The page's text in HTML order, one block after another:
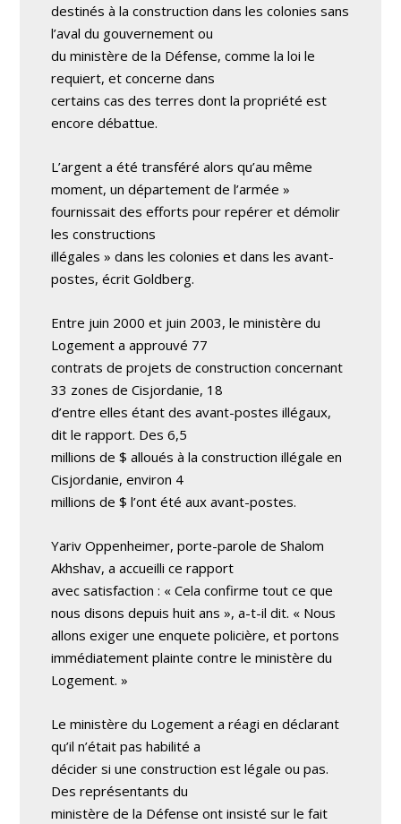
destinés à la construction dans les colonies sans
l’aval du gouvernement ou
du ministère de la Défense, comme la loi le
requiert, et concerne dans
certains cas des terres dont la propriété est
encore débattue.
L’argent a été transféré alors qu’au même
moment, un département de l’armée »
fournissait des efforts pour repérer et démolir
les constructions
illégales » dans les colonies et dans les avant-
postes, écrit Goldberg.
Entre juin 2000 et juin 2003, le ministère du
Logement a approuvé 77
contrats de projets de construction concernant
33 zones de Cisjordanie, 18
d’entre elles étant des avant-postes illégaux,
dit le rapport. Des 6,5
millions de $ alloués à la construction illégale en
Cisjordanie, environ 4
millions de $ l’ont été aux avant-postes.
Yariv Oppenheimer, porte-parole de Shalom
Akhshav, a accueilli ce rapport
avec satisfaction : « Cela confirme tout ce que
nous disons depuis huit ans », a-t-il dit. « Nous
allons exiger une enquete policière, et portons
immédiatement plainte contre le ministère du
Logement. »
Le ministère du Logement a réagi en déclarant
qu’il n’était pas habilité a
décider si une construction est légale ou pas.
Des représentants du
ministère de la Défense ont insisté sur le fait